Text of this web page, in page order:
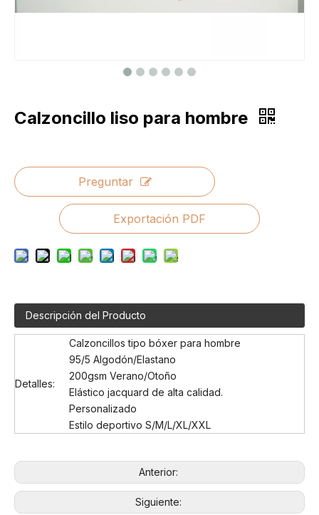
Calzoncillo liso para hombre
Preguntar
Exportación PDF
Descripción del Producto
Detalles:
Calzoncillos tipo bóxer para hombre
95/5 Algodón/Elastano
200gsm Verano/Otoño
Elástico jacquard de alta calidad.
Personalizado
Estilo deportivo S/M/L/XL/XXL
Anterior:
Siguiente: